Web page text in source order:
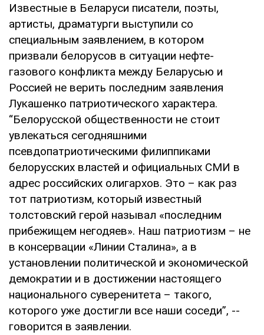
Известные в Беларуси писатели, поэты,
артисты, драматурги выступили со
специальным заявлением, в котором
призвали белорусов в ситуации нефте-
газового конфликта между Беларусью и
Россией не верить последним заявления
Лукашенко патриотического характера.
“Белорусской общественности не стоит
увлекаться сегодняшними
псевдопатриотическими филиппиками
белорусских властей и официальных СМИ в
адрес российских олигархов. Это – как раз
тот патриотизм, который известный
толстовский герой называл «последним
прибежищем негодяев». Наш патриотизм – не
в консервации «Линии Сталина», а в
установлении политической и экономической
демократии и в достижении настоящего
национального суверенитета – такого,
которого уже достигли все наши соседи”, --
говорится в заявлении.